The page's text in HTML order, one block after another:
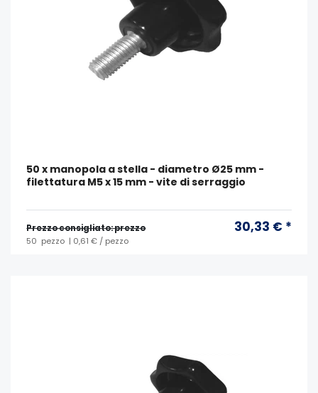
50 x manopola a stella - diametro Ø25 mm -
filettatura M5 x 15 mm - vite di serraggio
Prezzo consigliato: prezzo 30,33 € *
50 pezzo | 0,61 € / pezzo